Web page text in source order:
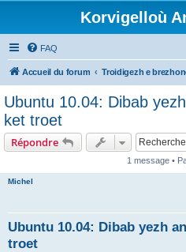
Korvigelloù
FAQ
Accueil du forum Troidigezh e
Ubuntu 10.04: Dibab
ket troet
Répondre
1 message •
Michel
Ubuntu 10.04: Dibab yezh
troet